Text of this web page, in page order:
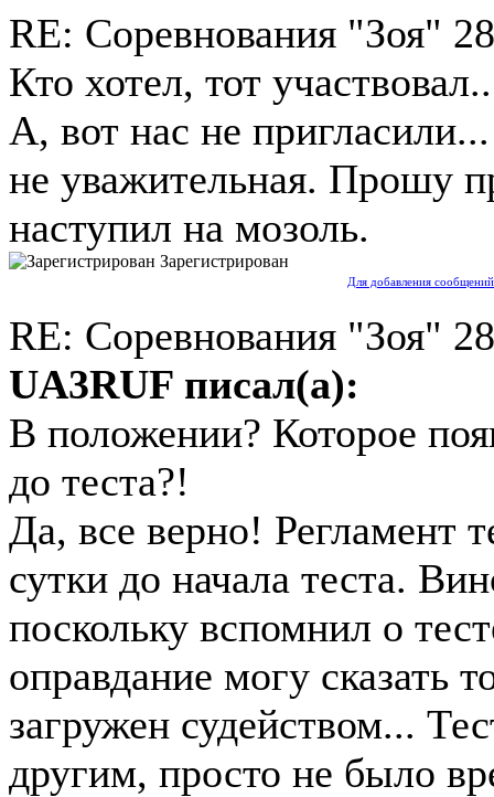
RE: Соревнования "Зоя"
Кто хотел, тот
А, вот нас не
не уважительная. Прошу
наступил на мозоль.
Зарегистрирован
Для добавления
RE: Соревнования "Зоя"
UA3RUF писал(а):
В положении? Которое
до теста?!
Да, все верно! Регламент
сутки до начала теста.
поскольку вспомнил о
оправдание могу сказать
загружен судейством...
другим, просто не было